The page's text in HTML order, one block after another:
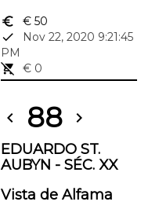
euro_symbol
€ 50
done
Nov 22, 2020 9:21:45
PM
remove_shopping_cart
€ 0
chevron_left 88 chevron_right
EDUARDO ST.
AUBYN - SÉC. XX
Vista de Alfama